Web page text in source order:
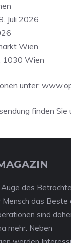
Juli 2026
Wien
1030 Wien
unter:
finden
des
das Beste
sind
mehr. Neben